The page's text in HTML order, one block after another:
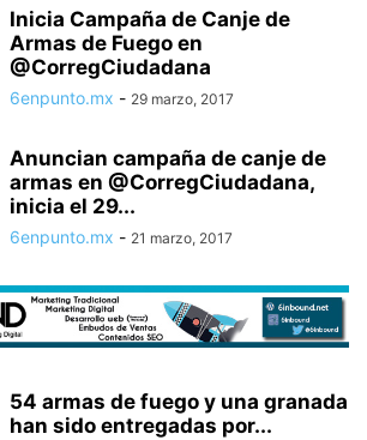
Inicia Campaña de Canje de
Armas de Fuego en
@CorregCiudadana
6enpunto.mx - 29 marzo, 2017
Anuncian campaña de canje de
armas en @CorregCiudadana,
inicia el 29...
6enpunto.mx - 21 marzo, 2017
54 armas de fuego y una granada
han sido entregadas por...